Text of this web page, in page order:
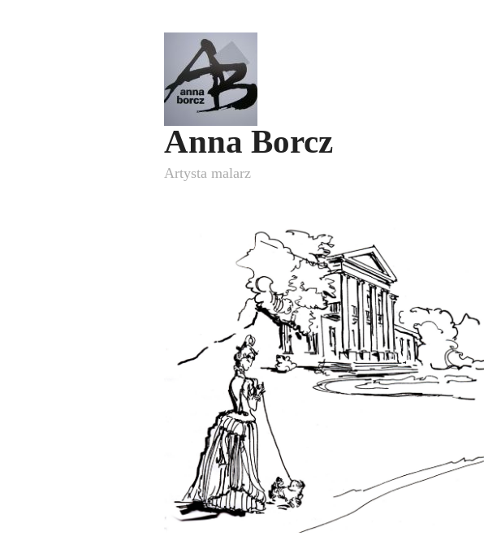
Anna Borcz
Artysta malarz